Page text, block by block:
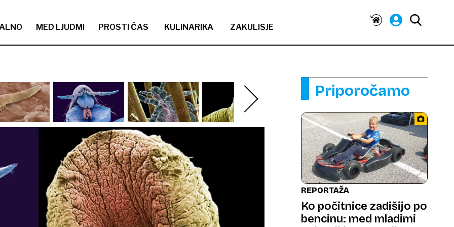
MED LJUDMI PROSTI ČAS KULINARIKA ZAKULISJE
Priporočamo
REPORTAŽA
Ko počitnice zadišijo po
bencinu: med mladimi